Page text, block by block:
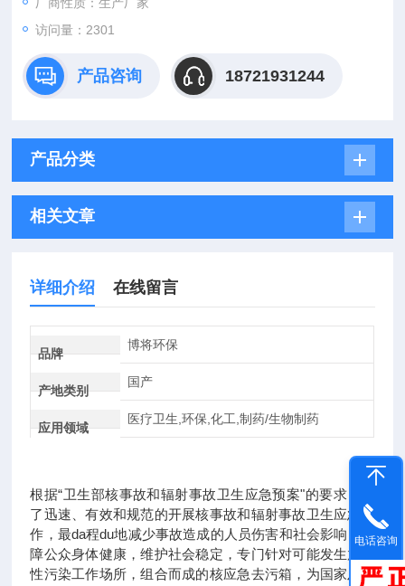
访问量：2301
产品咨询 18721931244
产品分类
相关文章
详细介绍 在线留言
品牌
博将环保
产地类别
国产
应用领域
医疗卫生,环保,化工,制药/生物制药
根据“卫生部核事故和辐射事故卫生应急预案"的要求，为
了迅速、有效和规范的开展核事故和辐射事故卫生应急工
作，最da程du地减少事故造成的人员伤害和社会影响，保
障公众身体健康，维护社会稳定，专门针对可能发生放射
性污染工作场所，组合而成的核应急去污箱，为国家及地
电话咨询